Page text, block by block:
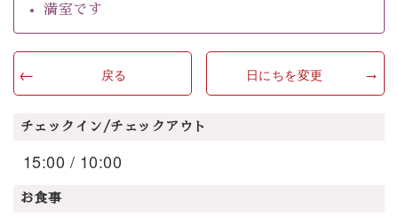
満室です
戻る 日にちを変更
チェックイン/チェックアウト
15:00 / 10:00
お食事